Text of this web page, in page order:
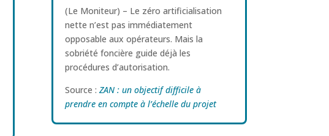
(Le Moniteur) – Le zéro artificialisation
nette n’est pas immédiatement
opposable aux opérateurs. Mais la
sobriété foncière guide déjà les
procédures d’autorisation.
Source : ZAN : un objectif difficile à
prendre en compte à l’échelle du projet